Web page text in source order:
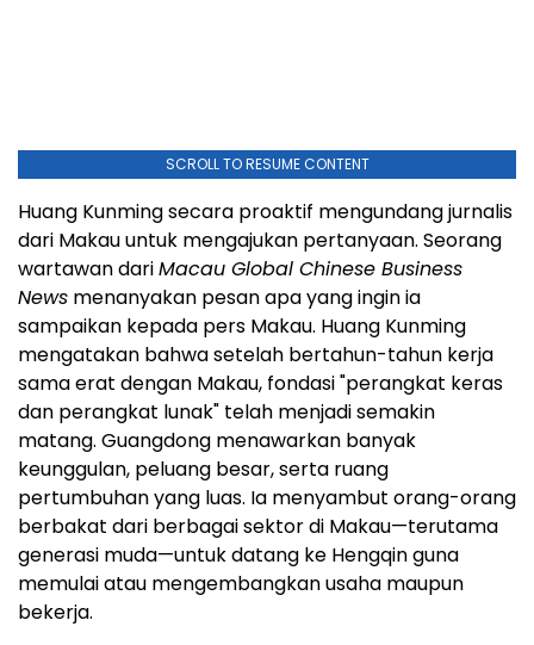
SCROLL TO RESUME CONTENT
Huang Kunming secara proaktif mengundang jurnalis
dari Makau untuk mengajukan pertanyaan. Seorang
wartawan dariMacau Global Chinese Business
News menanyakan pesan apa yang ingin ia
sampaikan kepada pers Makau. Huang Kunming
mengatakan bahwa setelah bertahun-tahun kerja
sama erat dengan Makau, fondasi "perangkat keras
dan perangkat lunak" telah menjadi semakin
matang. Guangdong menawarkan banyak
keunggulan, peluang besar, serta ruang
pertumbuhan yang luas. Ia menyambut orang-orang
berbakat dari berbagai sektor di Makau—terutama
generasi muda—untuk datang ke Hengqin guna
memulai atau mengembangkan usaha maupun
bekerja.